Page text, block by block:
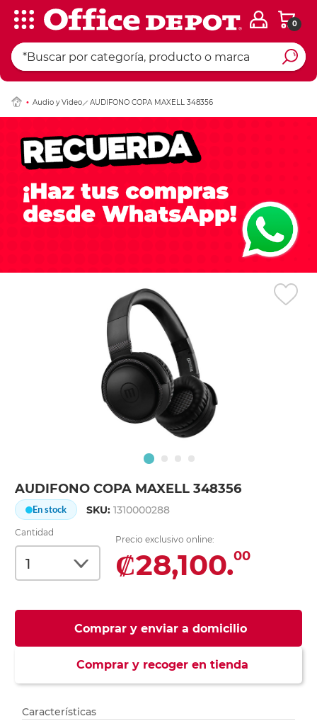
0
Audio y Video AUDIFONO COPA MAXELL 348356
AUDIFONO COPA MAXELL 348356
En stock SKU:1310000288
Cantidad
Precio exclusivo online:
₡28,100.00
Comprar y enviar a domicilio
Comprar y recoger en tienda
Ingresar Codigo
Características